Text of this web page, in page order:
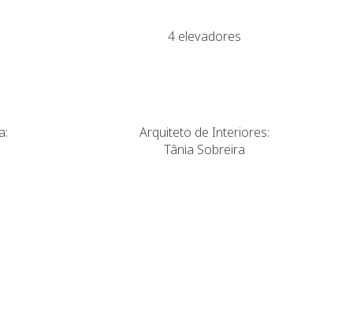
4 elevadores
Arquiteto de Interiores:
Tânia Sobreira